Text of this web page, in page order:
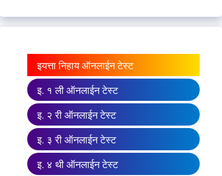
इयत्ता निहाय ऑनलाईन टेस्ट
इ. १ ली ऑनलाईन टेस्ट
इ. २ री ऑनलाईन टेस्ट
इ. ३ री ऑनलाईन टेस्ट
इ. ४ थी ऑनलाईन टेस्ट